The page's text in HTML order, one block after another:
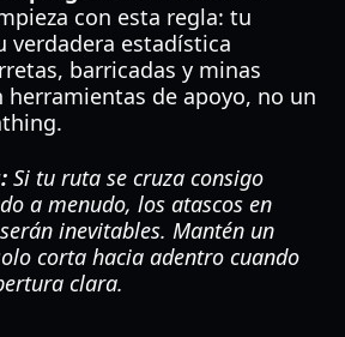
con esta regla: tu
verdadera estadística
barricadas y minas
herramientas de apoyo, no un
Si tu ruta se cruza consigo
a menudo, los atascos en
inevitables. Mantén un
corta hacia adentro cuando
clara.